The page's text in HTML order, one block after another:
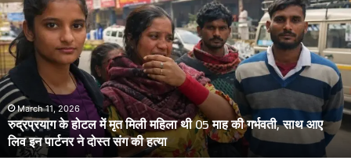
के
होटल
में
मृत
मिली
महिला
थी
05
माह
की
March 11, 2026
रुद्रप्रयाग के होटल में मृत मिली महिला थी 05 माह की गर्भवती, साथ आए
लिव इन पार्टनर ने दोस्त संग की हत्या